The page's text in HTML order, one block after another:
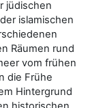
jüdischen
islamischen
Räumen rund
vom frühen
die Frühe
Hintergrund